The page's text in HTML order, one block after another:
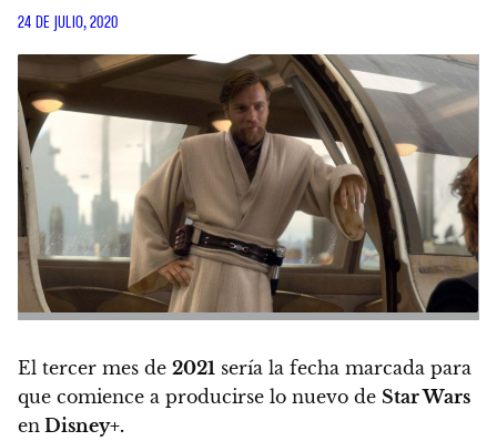
24 DE JULIO, 2020
El tercer mes de 2021 sería la fecha marcada para
que comience a producirse lo nuevo de Star Wars
en Disney+.